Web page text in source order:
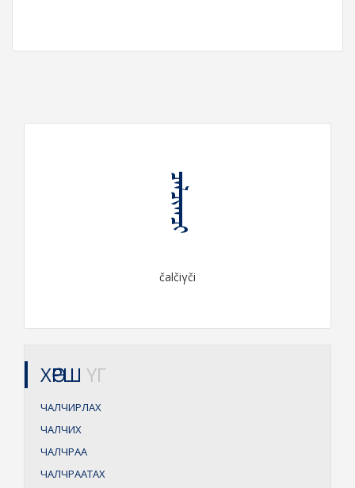
ᠴᠠᠯᠴᠢᠭᠴᠢ
čalčiγči
ХӨРШ ҮГ
ЧАЛЧИРЛАХ
ЧАЛЧИХ
ЧАЛЧРАА
ЧАЛЧРААТАХ